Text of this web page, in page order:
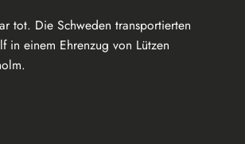
tot. Die Schweden transportierten
in einem Ehrenzug von Lützen